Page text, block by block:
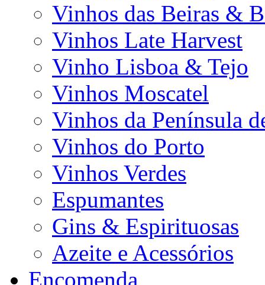
Vinhos das Beiras &
Vinhos Late Harvest
Vinho Lisboa & Tejo
Vinhos Moscatel
Vinhos da Península
Vinhos do Porto
Vinhos Verdes
Espumantes
Gins & Espirituosas
Azeite e Acessórios
Encomenda